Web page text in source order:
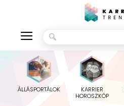
ÁLLÁSPORTÁLOK
KARRIER
HOROSZKÓP